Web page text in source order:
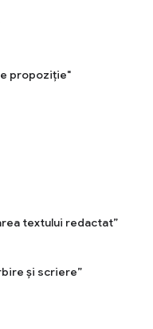
de propoziție"
textului redactat”
și scriere”